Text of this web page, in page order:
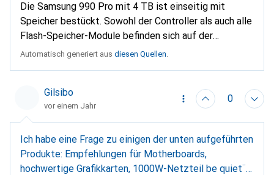
Die Samsung 990 Pro mit 4 TB ist einseitig mit
Speicher bestückt. Sowohl der Controller als auch alle
Flash-Speicher-Module befinden sich auf der
Vorderseite des M.2-PCBs, was sie besonders
Automatisch generiert aus diesen Quellen.
Gilsibo
vor einem Jahr
0
Ich habe eine Frage zu einigen der unten aufgeführten
Produkte: Empfehlungen für Motherboards,
hochwertige Grafikkarten, 1000W-Netzteil be quiet¨!